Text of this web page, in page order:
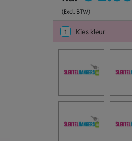
(Excl. BTW)
1 Kies kleur